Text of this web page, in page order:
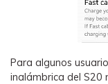
Para algunos
inalámbrica del S20